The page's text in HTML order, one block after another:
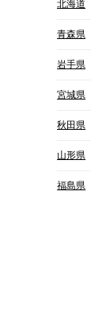
北海道
青森県
岩手県
宮城県
秋田県
山形県
福島県